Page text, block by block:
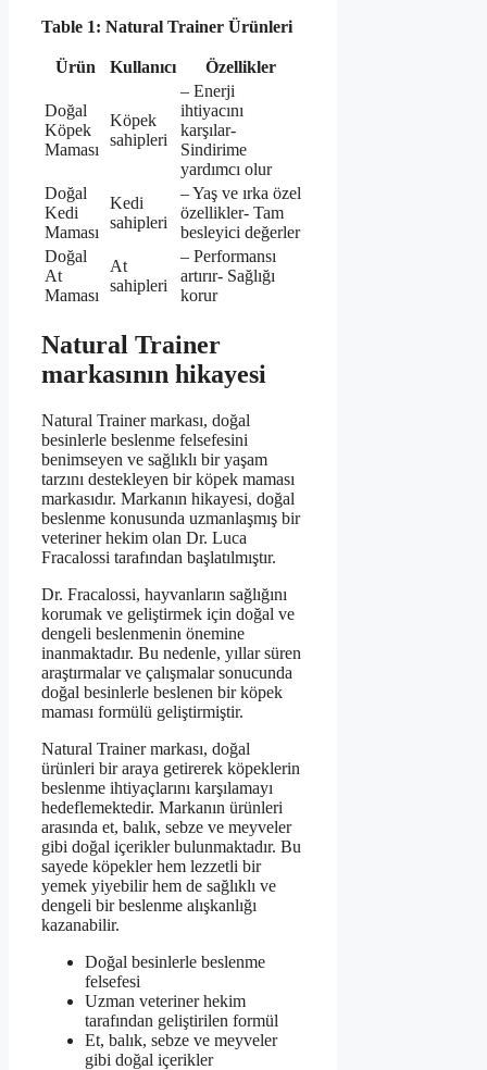
Table 1: Natural Trainer Ürünleri
Ürün Kullanıcı Özellikler
Doğal
Köpek
Maması
Köpek
sahipleri
– Enerji
ihtiyacını
karşılar-
Sindirime
yardımcı olur
Doğal
Kedi
Maması
Kedi
sahipleri
– Yaş ve ırka özel
özellikler- Tam
besleyici değerler
Doğal
At
Maması
At
sahipleri
– Performansı
artırır- Sağlığı
korur
Natural Trainer
markasının hikayesi
Natural Trainer markası, doğal
besinlerle beslenme felsefesini
benimseyen ve sağlıklı bir yaşam
tarzını destekleyen bir köpek maması
markasıdır. Markanın hikayesi, doğal
beslenme konusunda uzmanlaşmış bir
veteriner hekim olan Dr. Luca
Fracalossi tarafından başlatılmıştır.
Dr. Fracalossi, hayvanların sağlığını
korumak ve geliştirmek için doğal ve
dengeli beslenmenin önemine
inanmaktadır. Bu nedenle, yıllar süren
araştırmalar ve çalışmalar sonucunda
doğal besinlerle beslenen bir köpek
maması formülü geliştirmiştir.
Natural Trainer markası, doğal
ürünleri bir araya getirerek köpeklerin
beslenme ihtiyaçlarını karşılamayı
hedeflemektedir. Markanın ürünleri
arasında et, balık, sebze ve meyveler
gibi doğal içerikler bulunmaktadır. Bu
sayede köpekler hem lezzetli bir
yemek yiyebilir hem de sağlıklı ve
dengeli bir beslenme alışkanlığı
kazanabilir.
Doğal besinlerle beslenme
felsefesi
Uzman veteriner hekim
tarafından geliştirilen formül
Et, balık, sebze ve meyveler
gibi doğal içerikler